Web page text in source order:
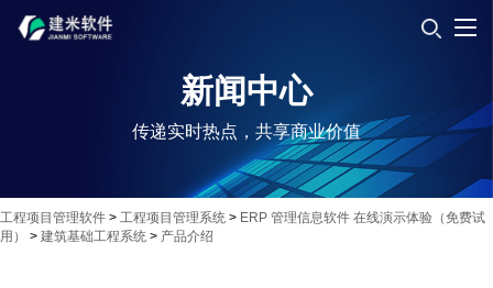
新闻中心
传递实时热点，共享商业价值
工程项目管理软件 > 工程项目管理系统 > ERP 管理信息软件 在线演示体验（免费试
用）
> 建筑基础工程系统 > 产品介绍